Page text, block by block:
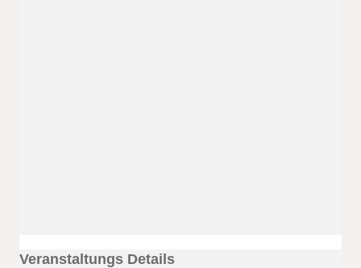
Veranstaltungs Details